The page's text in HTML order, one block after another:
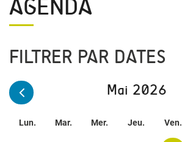
AGENDA
FILTRER PAR DATES
Mai 2026
Lun. Mar. Mer. Jeu. Ven.